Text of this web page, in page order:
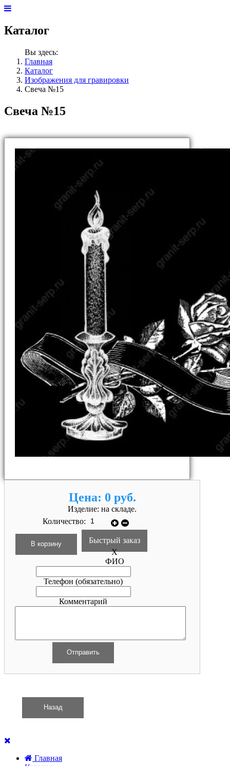
Каталог
Вы здесь:
Главная
Каталог
Изображения для гравировки
Свеча №15
Свеча №15
Цена: 0 руб.
Изделие: на складе.
Количество:
Быстрый заказ
X
ФИО
Телефон (обязательно)
Комментарий
Главная